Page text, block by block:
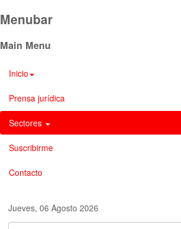
Menubar
Main Menu
Inicio
Prensa jurídica
Sectores
Suscribirme
Contacto
Jueves, 06 Agosto 2026